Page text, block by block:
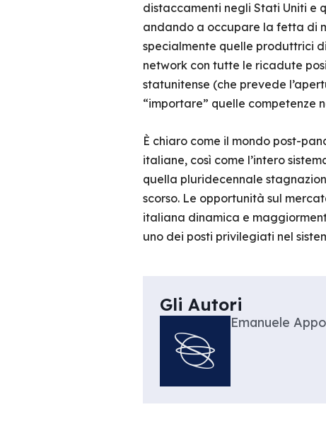
distaccamenti negli Stati Uniti e
andando a occupare la fetta di
specialmente quelle produttrici
network con tutte le ricadute
statunitense (che prevede
“importare” quelle competenze
È chiaro come il mondo post-
italiane, così come l’intero
quella pluridecennale
scorso. Le opportunità sul
italiana dinamica e
uno dei posti privilegiati nel
Gli Autori
Emanuele